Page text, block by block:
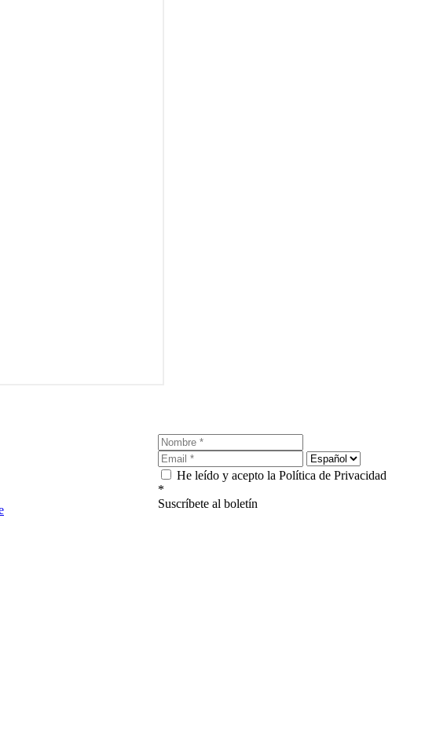
He leído y acepto la Política de Privacidad
*
Suscríbete al boletín